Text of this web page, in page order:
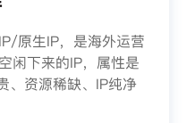
原生IP，是海外运营
闲下来的IP，属性是
、资源稀缺、IP纯净